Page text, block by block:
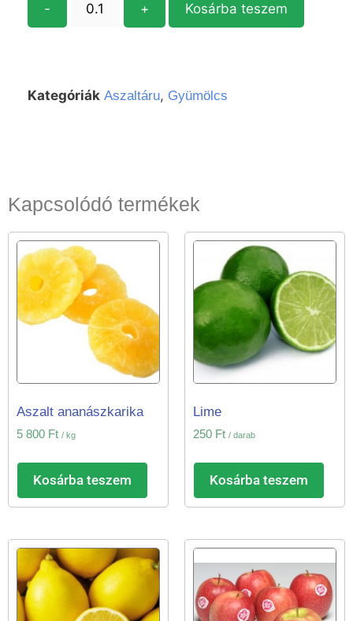
- + Kosárba teszem
Kategóriák Aszaltáru, Gyümölcs
Kapcsolódó termékek
Aszalt ananászkarika
5 800 Ft / kg
Kosárba teszem
Lime
250 Ft / darab
Kosárba teszem